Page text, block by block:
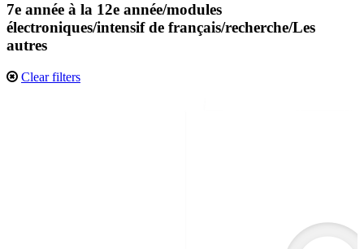
7e année à la 12e année/modules
électroniques/intensif de français/recherche/Les
autres
Clear filters